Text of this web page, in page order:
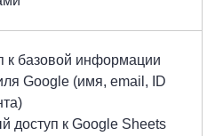
к базовой информации
Google (имя, email, ID
доступ к Google Sheets